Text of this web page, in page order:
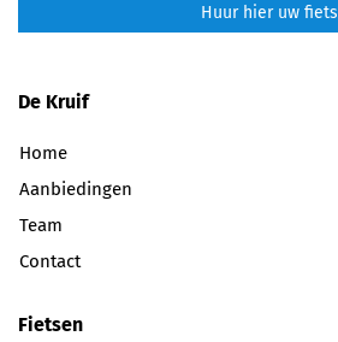
Huur hier uw fiets
De Kruif
Home
Aanbiedingen
Team
Contact
Fietsen